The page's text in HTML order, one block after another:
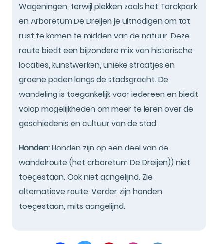
Wageningen, terwijl plekken zoals het Torckpark
en Arboretum De Dreijen je uitnodigen om tot
rust te komen te midden van de natuur. Deze
route biedt een bijzondere mix van historische
locaties, kunstwerken, unieke straatjes en
groene paden langs de stadsgracht. De
wandeling is toegankelijk voor iedereen en biedt
volop mogelijkheden om meer te leren over de
geschiedenis en cultuur van de stad.
Honden:Honden zijn op een deel van de
wandelroute (het arboretum De Dreijen)) niet
toegestaan. Ook niet aangelijnd. Zie
alternatieve route. Verder zijn honden
toegestaan, mits aangelijnd.